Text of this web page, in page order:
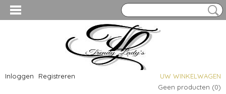
Inloggen Registreren
UW WINKELWAGEN
Geen producten (0)